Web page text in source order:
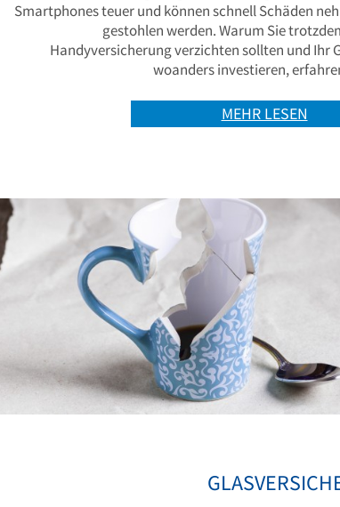
Smartphones teuer und können schnell Schäden
gestohlen werden. Warum Sie
Handyversicherung verzichten sollten und Ihr
woanders investieren,
MEHR LESEN